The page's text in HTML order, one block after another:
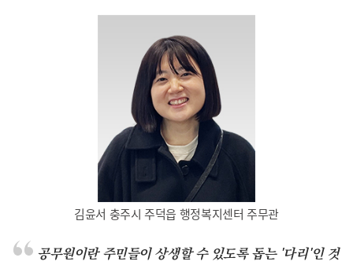
공무원이란 주민들이 상생할 수 있도록 돕는 '다리'인 것
김윤서 충주시 주덕읍 행정복지센터 주무관